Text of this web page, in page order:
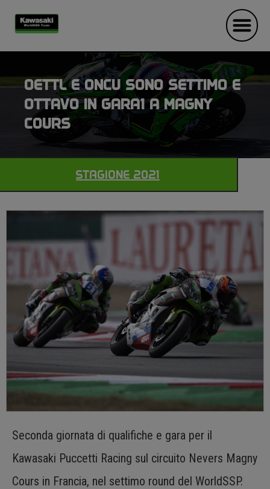
OETTL E ONCU SONO SETTIMO E
OTTAVO IN GARA1 A MAGNY
COURS
STAGIONE 2021
Seconda giornata di qualifiche e gara per il
Kawasaki Puccetti Racing sul circuito Nevers Magny
Cours in Francia, nel settimo round del WorldSSP.